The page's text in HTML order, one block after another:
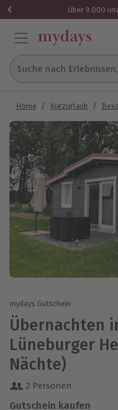
Über 9.000
Suche nach
Home / Kurzurlaub /
mydays Gutschein
Übernachten
Lüneburger
Nächte)
2 Personen
Gutschein kaufen